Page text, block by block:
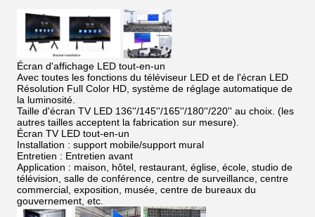
Écran d'affichage LED tout-en-un
Avec toutes les fonctions du téléviseur LED et de l'écran LED
Résolution Full Color HD, système de réglage automatique de
la luminosité.
Taille d'écran TV LED 136''/145''/165''/180''/220'' au choix. (les
autres tailles acceptent la fabrication sur mesure).
Écran TV LED tout-en-un
Installation : support mobile/support mural
Entretien : Entretien avant
Application : maison, hôtel, restaurant, église, école, studio de
télévision, salle de conférence, centre de surveillance, centre
commercial, exposition, musée, centre de bureaux du
gouvernement, etc.